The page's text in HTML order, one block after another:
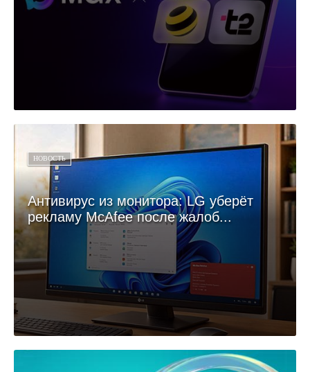
НОВОСТЬ
Антивирус из монитора: LG уберёт
рекламу McAfee после жалоб...